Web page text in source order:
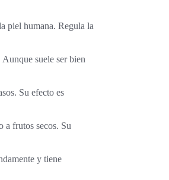
piel humana. Regula la
suele ser bien
Su efecto es
a frutos secos. Su
y tiene